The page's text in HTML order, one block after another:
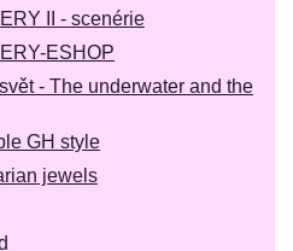
II - scenérie
ESHOP
- The underwater and the
GH style
jewels